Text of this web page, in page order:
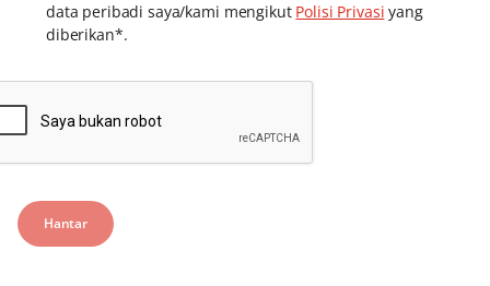
data peribadi saya/kami mengikut Polisi Privasi yang
diberikan*.